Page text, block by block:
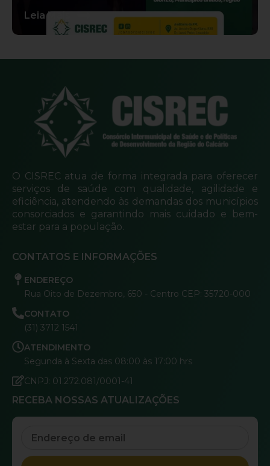
Leia Mais
O CISREC atua de forma integrada para oferecer
serviços de saúde com qualidade, agilidade e
eficiência, atendendo às demandas dos municípios
consorciados e garantindo mais cuidado e bem-
estar para a população.
CONTATOS E INFORMAÇÕES
ENDEREÇO
Rua Oito de Dezembro, 650 - Centro CEP: 35720-000
CONTATO
(31) 3712 1541
ATENDIMENTO
Segunda à Sexta das 08:00 às 17:00 hrs
CNPJ: 01.272.081/0001-41
RECEBA NOSSAS ATUALIZAÇÕES
Submit